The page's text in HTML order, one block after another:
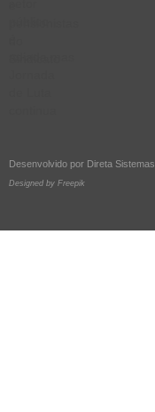
Desenvolvido por Direta Sistemas
Designed by Freepik